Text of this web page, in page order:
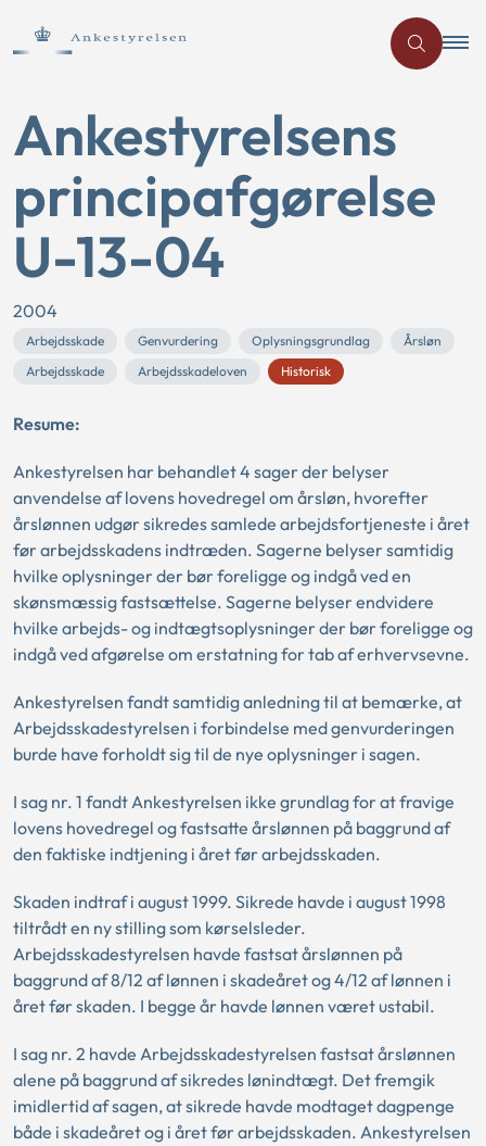
Ankestyrelsens
principafgørelse
U-13-04
2004
Arbejdsskade Genvurdering Oplysningsgrundlag
Årsløn
Arbejdsskade
Arbejdsskadeloven Historisk
Resume:
Ankestyrelsen har behandlet 4 sager der belyser
anvendelse af lovens hovedregel om årsløn, hvorefter
årslønnen udgør sikredes samlede arbejdsfortjeneste i året
før arbejdsskadens indtræden. Sagerne belyser samtidig
hvilke oplysninger der bør foreligge og indgå ved en
skønsmæssig fastsættelse. Sagerne belyser endvidere
hvilke arbejds- og indtægtsoplysninger der bør foreligge og
indgå ved afgørelse om erstatning for tab af erhvervsevne.
Ankestyrelsen fandt samtidig anledning til at bemærke, at
Arbejdsskadestyrelsen i forbindelse med genvurderingen
burde have forholdt sig til de nye oplysninger i sagen.
I sag nr. 1 fandt Ankestyrelsen ikke grundlag for at fravige
lovens hovedregel og fastsatte årslønnen på baggrund af
den faktiske indtjening i året før arbejdsskaden.
Skaden indtraf i august 1999. Sikrede havde i august 1998
tiltrådt en ny stilling som kørselsleder.
Arbejdsskadestyrelsen havde fastsat årslønnen på
baggrund af 8/12 af lønnen i skadeåret og 4/12 af lønnen i
året før skaden. I begge år havde lønnen været ustabil.
I sag nr. 2 havde Arbejdsskadestyrelsen fastsat årslønnen
alene på baggrund af sikredes lønindtægt. Det fremgik
imidlertid af sagen, at sikrede havde modtaget dagpenge
både i skadeåret og i året før arbejdsskaden. Ankestyrelsen